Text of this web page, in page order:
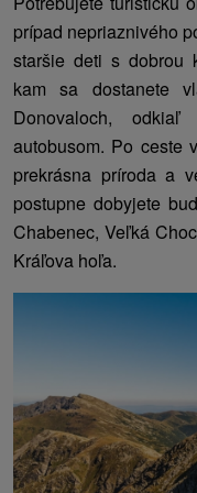
prípad nepriaznivého
staršie deti s dobrou
kam sa dostanete
Donovaloch,
autobusom. Po ceste
prekrásna príroda a
postupne dobyjete
Chabenec, Veľká
Kráľova hoľa.